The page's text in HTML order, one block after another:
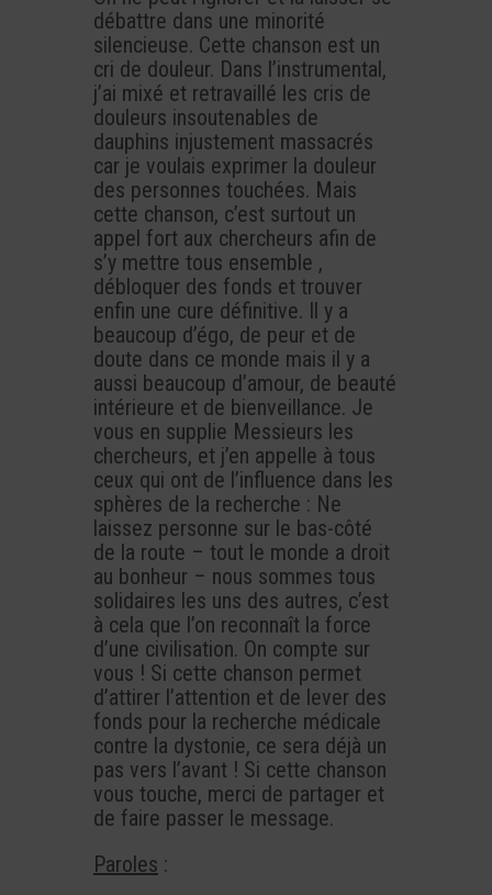
débattre dans une minorité
silencieuse. Cette chanson est un
cri de douleur. Dans l’instrumental,
j’ai mixé et retravaillé les cris de
douleurs insoutenables de
dauphins injustement massacrés
car je voulais exprimer la douleur
des personnes touchées. Mais
cette chanson, c’est surtout un
appel fort aux chercheurs afin de
s’y mettre tous ensemble ,
débloquer des fonds et trouver
enfin une cure définitive. Il y a
beaucoup d’égo, de peur et de
doute dans ce monde mais il y a
aussi beaucoup d’amour, de beauté
intérieure et de bienveillance. Je
vous en supplie Messieurs les
chercheurs, et j’en appelle à tous
ceux qui ont de l’influence dans les
sphères de la recherche : Ne
laissez personne sur le bas-côté
de la route – tout le monde a droit
au bonheur – nous sommes tous
solidaires les uns des autres, c’est
à cela que l’on reconnaît la force
d’une civilisation. On compte sur
vous ! Si cette chanson permet
d’attirer l’attention et de lever des
fonds pour la recherche médicale
contre la dystonie, ce sera déjà un
pas vers l’avant ! Si cette chanson
vous touche, merci de partager et
de faire passer le message.
Paroles :